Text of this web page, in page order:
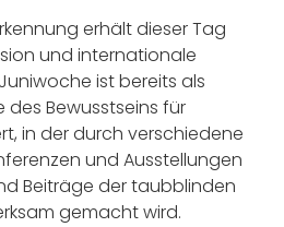
erhält dieser Tag
und internationale
ist bereits als
Bewusstseins für
in der durch verschiedene
und Ausstellungen
Beiträge der taubblinden
gemacht wird.